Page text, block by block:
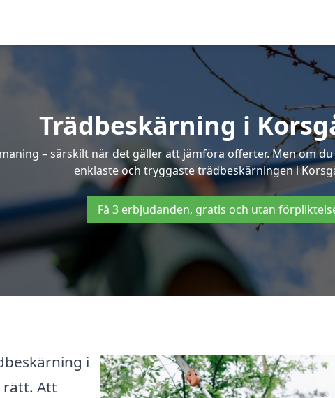
Trädbeskärning i
– särskilt när det gäller att jämföra offerter. Men om
enklaste och tryggaste trädbeskärningen i
Få 3 erbjudanden, gratis och utan
i
rätt. Att